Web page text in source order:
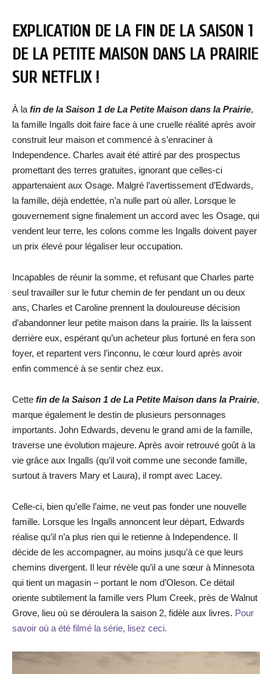
EXPLICATION DE LA FIN DE LA SAISON 1
DE LA PETITE MAISON DANS LA PRAIRIE
SUR NETFLIX !
À la fin de la Saison 1 de La Petite Maison dans la Prairie,
la famille Ingalls doit faire face à une cruelle réalité après avoir
construit leur maison et commencé à s’enraciner à
Independence. Charles avait été attiré par des prospectus
promettant des terres gratuites, ignorant que celles-ci
appartenaient aux Osage. Malgré l’avertissement d’Edwards,
la famille, déjà endettée, n’a nulle part où aller. Lorsque le
gouvernement signe finalement un accord avec les Osage, qui
vendent leur terre, les colons comme les Ingalls doivent payer
un prix élevé pour légaliser leur occupation.
Incapables de réunir la somme, et refusant que Charles parte
seul travailler sur le futur chemin de fer pendant un ou deux
ans, Charles et Caroline prennent la douloureuse décision
d’abandonner leur petite maison dans la prairie. Ils la laissent
derrière eux, espérant qu’un acheteur plus fortuné en fera son
foyer, et repartent vers l’inconnu, le cœur lourd après avoir
enfin commencé à se sentir chez eux.
Cette fin de la Saison 1 de La Petite Maison dans la Prairie,
marque également le destin de plusieurs personnages
importants. John Edwards, devenu le grand ami de la famille,
traverse une évolution majeure. Après avoir retrouvé goût à la
vie grâce aux Ingalls (qu’il voit comme une seconde famille,
surtout à travers Mary et Laura), il rompt avec Lacey.
Celle-ci, bien qu’elle l’aime, ne veut pas fonder une nouvelle
famille. Lorsque les Ingalls annoncent leur départ, Edwards
réalise qu’il n’a plus rien qui le retienne à Independence. Il
décide de les accompagner, au moins jusqu’à ce que leurs
chemins divergent. Il leur révèle qu’il a une sœur à Minnesota
qui tient un magasin – portant le nom d’Oleson. Ce détail
oriente subtilement la famille vers Plum Creek, près de Walnut
Grove, lieu où se déroulera la saison 2, fidèle aux livres. Pour
savoir où a été filmé la série, lisez ceci.